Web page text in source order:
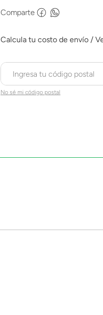
Comparte
No sé mi código postal